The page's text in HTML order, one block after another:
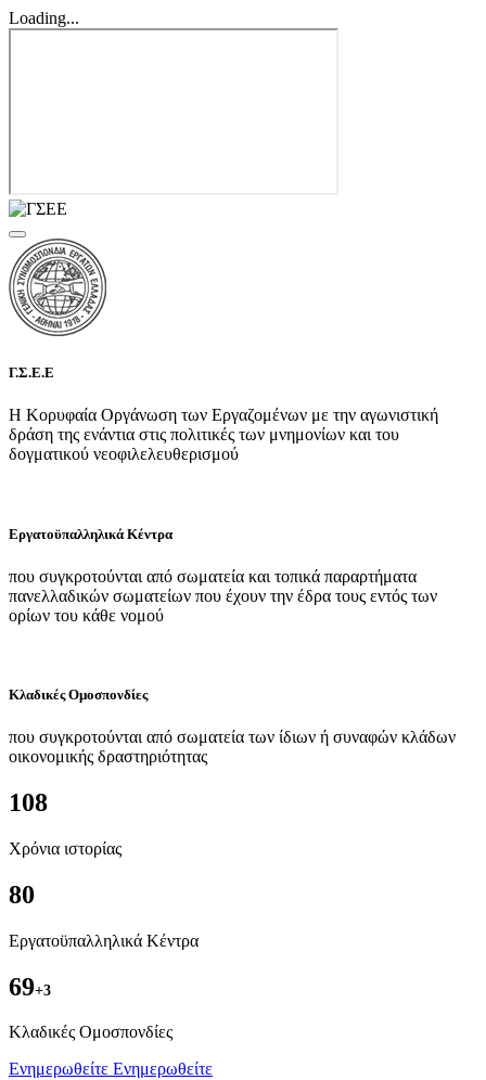
Loading...
Γ.Σ.Ε.Ε
Η Κορυφαία Οργάνωση των Εργαζομένων με την αγωνιστική
δράση της ενάντια στις πολιτικές των μνημονίων και του
δογματικού νεοφιλελευθερισμού
Εργατοϋπαλληλικά Κέντρα
που συγκροτούνται από σωματεία και τοπικά παραρτήματα
πανελλαδικών σωματείων που έχουν την έδρα τους εντός των
ορίων του κάθε νομού
Κλαδικές Ομοσπονδίες
που συγκροτούνται από σωματεία των ίδιων ή συναφών κλάδων
οικονομικής δραστηριότητας
108
Χρόνια ιστορίας
80
Εργατοϋπαλληλικά Κέντρα
69+3
Kλαδικές Ομοσπονδίες
Ενημερωθείτε Ενημερωθείτε